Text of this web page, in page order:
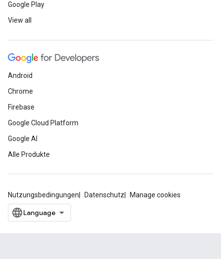
Google Play
View all
Android
Chrome
Firebase
Google Cloud Platform
Google AI
Alle Produkte
Nutzungsbedingungen Datenschutz Manage cookies